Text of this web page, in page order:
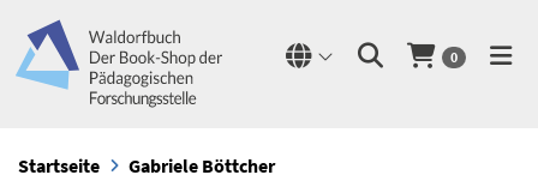
0
Startseite Gabriele Böttcher